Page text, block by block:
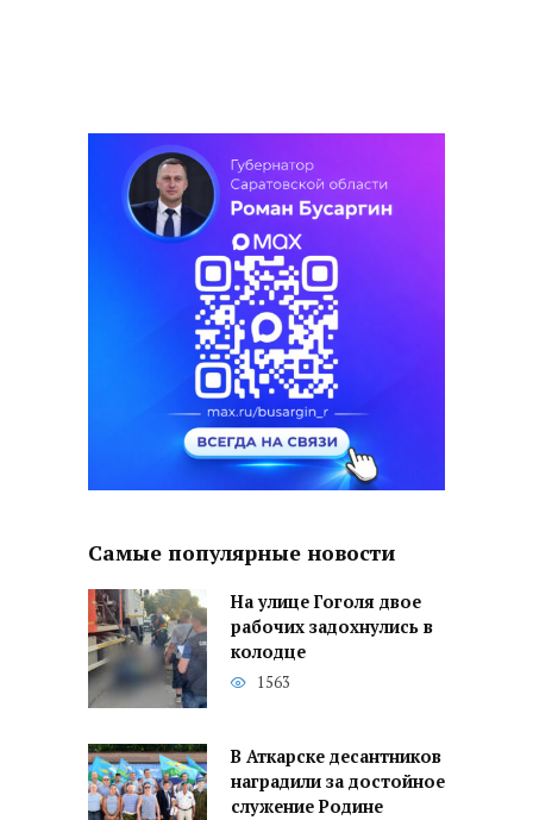
Самые популярные новости
На улице Гоголя двое
рабочих задохнулись в
колодце
1563
В Аткарске десантников
наградили за достойное
служение Родине